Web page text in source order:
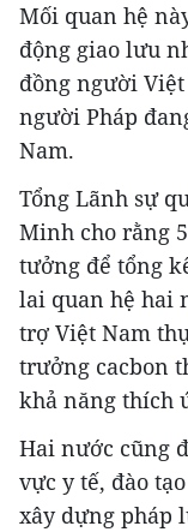
Mối quan hệ
động giao lưu
đồng người
người Pháp
Nam.
Tổng Lãnh sự
Minh cho rằng
tưởng để tổng
lai quan hệ hai
trợ Việt Nam
trưởng cacbon
khả năng thích
Hai nước cũng
vực y tế, đào
xây dựng pháp